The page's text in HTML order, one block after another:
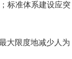
标准体系建设应突
大限度地减少人为